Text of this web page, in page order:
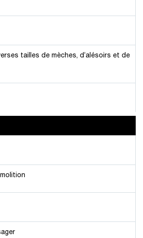
tailles de mèches, d’alésoirs et de